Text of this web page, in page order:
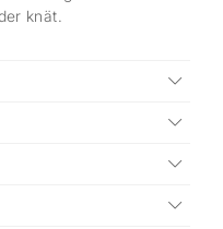
knät.